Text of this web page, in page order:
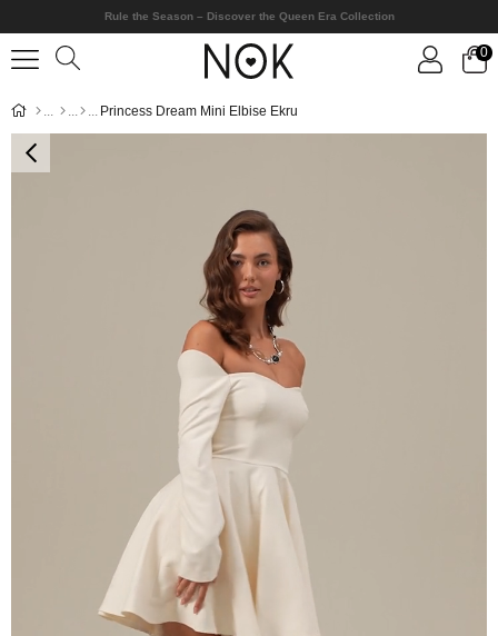
Rule the Season – Discover the Queen Era Collection
0
Princess Dream Mini Elbise Ekru